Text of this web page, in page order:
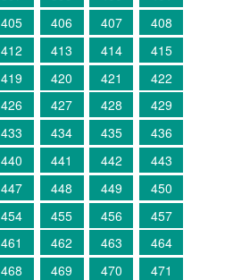
405 406 407
408
412 413 414
415
419 420 421
422
426 427 428
429
433 434 435
436
440 441 442
443
447 448 449
450
454 455 456
457
461 462 463
464
468 469 470
471